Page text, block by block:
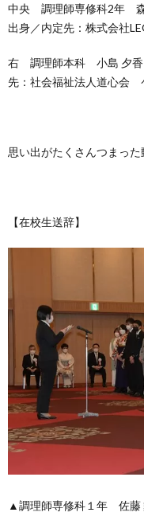
中央 調理師専修科2年 森
出身／内定先：株式会社
右 調理師本科 小島 夕香
先：社会福祉法人道心会
思い出がたくさんつまっ
【在校生送辞】
▲調理師専修科１年 佐藤